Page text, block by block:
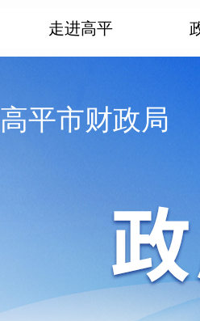
走进高平
高平市财政局